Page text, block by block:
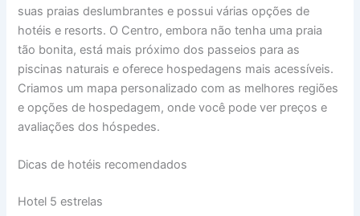
suas praias deslumbrantes e possui várias opções de
hotéis e resorts. O Centro, embora não tenha uma praia
tão bonita, está mais próximo dos passeios para as
piscinas naturais e oferece hospedagens mais acessíveis.
Criamos um mapa personalizado com as melhores regiões
e opções de hospedagem, onde você pode ver preços e
avaliações dos hóspedes.
Dicas de hotéis recomendados
Hotel 5 estrelas